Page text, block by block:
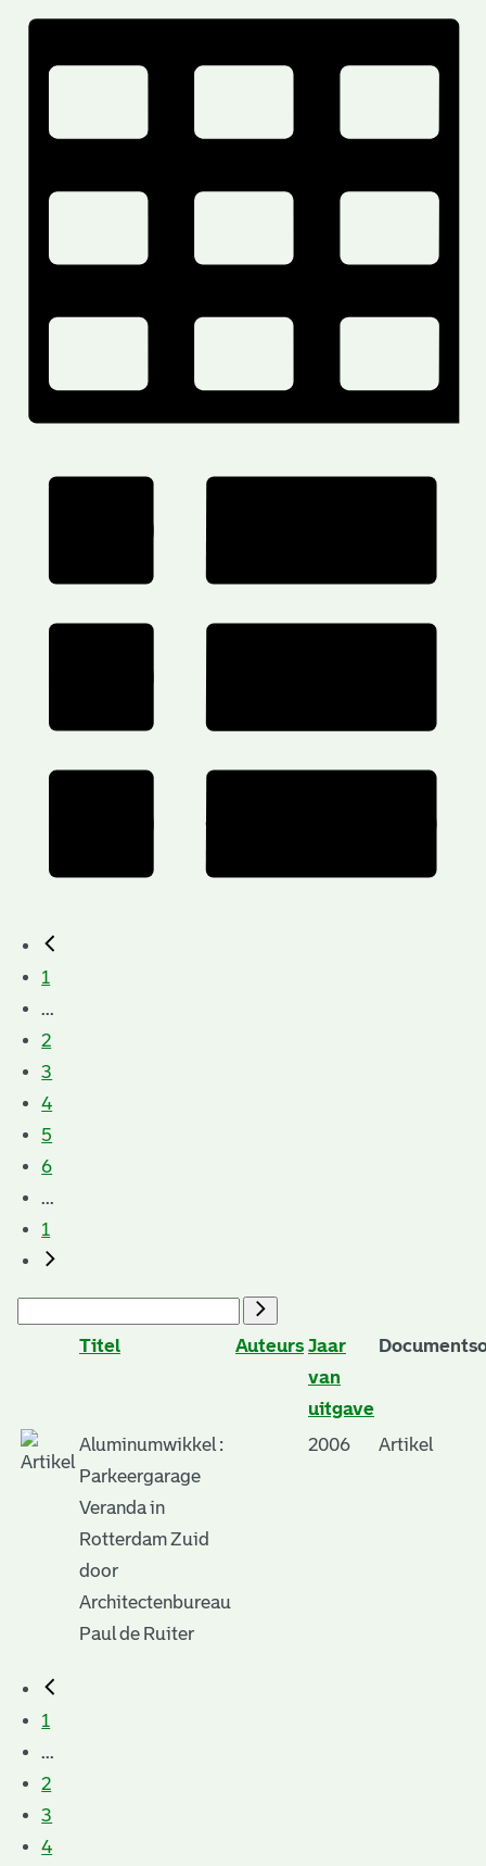
1
...
2
3
4
5
6
...
1
Titel Auteurs Jaar
van
uitgave
Aluminumwikkel :
Parkeergarage
Veranda in
Rotterdam Zuid
door
Architectenbureau
Paul de Ruiter
2006 Artikel
1
...
2
3
4